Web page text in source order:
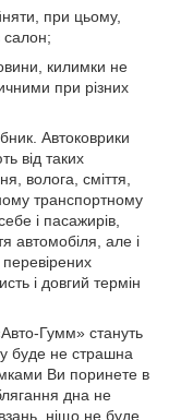
при цьому,
салон;
килимки не
при різних
Автоковрики
від таких
волога, сміття,
транспортному
і пасажирів,
автомобіля, але і
перевірених
і довгий термін
Гумм» стануть
буде не страшна
Ви поринете в
дна не
ніщо не буде